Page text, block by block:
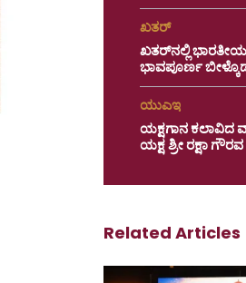
ಖತರ್
ಖತರ್‌ನಲ್ಲಿ
ಭಾವಪೂರ್ಣ
ಯುಎಇ
ಯಕ್ಷಗಾನ ಕಲಾವಿದ
ಯಕ್ಷ ಶ್ರೀ ರಕ್ಷಾ ಗೌರವ
Related Articles